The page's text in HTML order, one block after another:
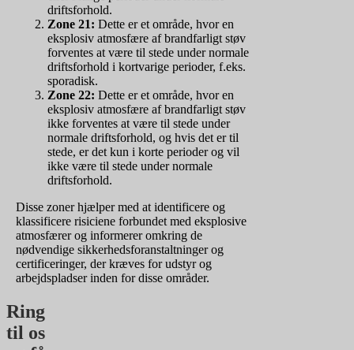
driftsforhold.
Zone 21: Dette er et område, hvor en
eksplosiv atmosfære af brandfarligt støv
forventes at være til stede under normale
driftsforhold i kortvarige perioder, f.eks.
sporadisk.
Zone 22: Dette er et område, hvor en
eksplosiv atmosfære af brandfarligt støv
ikke forventes at være til stede under
normale driftsforhold, og hvis det er til
stede, er det kun i korte perioder og vil
ikke være til stede under normale
driftsforhold.
Disse zoner hjælper med at identificere og
klassificere risiciene forbundet med eksplosive
atmosfærer og informerer omkring de
nødvendige sikkerhedsforanstaltninger og
certificeringer, der kræves for udstyr og
arbejdspladser inden for disse områder.
Ring
til os